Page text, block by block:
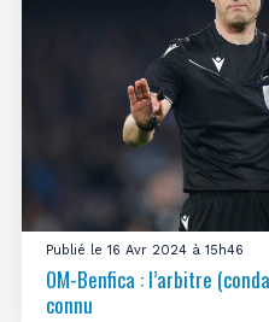
Publié le 16 Avr 2024 à 15h46
OM-Benfica : l’arbitre
connu